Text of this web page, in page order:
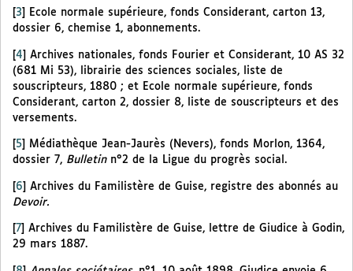
3
Ecole normale supérieure, fonds Considerant, carton 13,
dossier 6, chemise 1, abonnements.
[4] Archives nationales, fonds Fourier et Considerant, 10 AS 32
(681 Mi 53), librairie des sciences sociales, liste de
souscripteurs, 1880 ; et Ecole normale supérieure, fonds
Considerant, carton 2, dossier 8, liste de souscripteurs et des
versements.
5
Médiathèque Jean-Jaurès (Nevers), fonds Morlon, 1364,
dossier 7, Bulletin n°2 de la Ligue du progrès social.
[6] Archives du Familistère de Guise, registre des abonnés au
Devoir.
7
Archives du Familistère de Guise, lettre de Giudice à Godin,
29 mars 1887.